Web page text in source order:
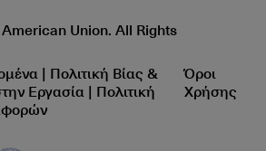
Union. All Rights
| Πολιτική Βίας &
Εργασία | Πολιτική
Όροι
Χρήσης